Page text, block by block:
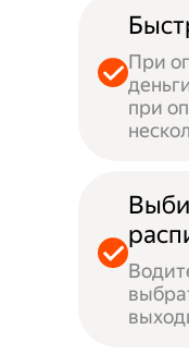
При
при